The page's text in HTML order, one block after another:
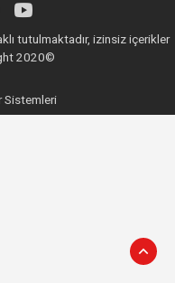
tutulmaktadır, izinsiz içerikler
2020©
Sistemleri